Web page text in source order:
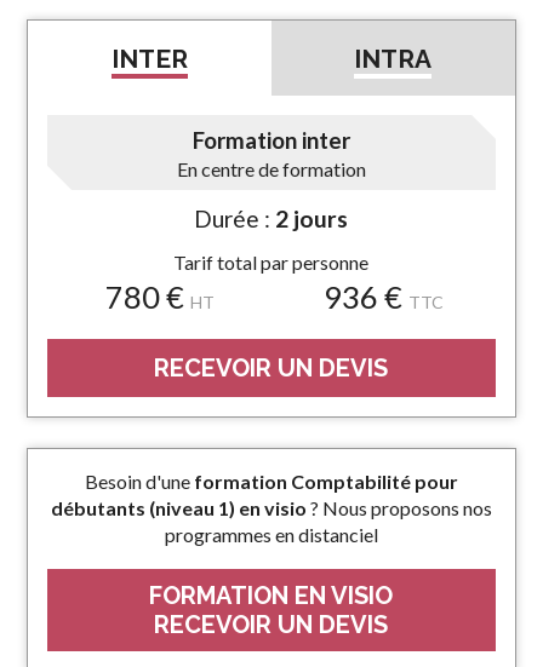
INTER INTRA
Formation inter
En centre de formation
Durée : 2 jours
Tarif total par personne
780 € HT 936 € TTC
RECEVOIR UN DEVIS
Besoin d'une formation Comptabilité pour
débutants (niveau 1) en visio ? Nous proposons nos
programmes en distanciel
FORMATION EN VISIO
RECEVOIR UN DEVIS